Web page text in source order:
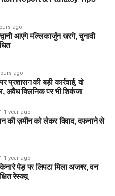
ago
आएंगे मल्लिकार्जुन खरगे, चुनावी
ago
प्रशासन की बड़ी कार्रवाई, दो
अवैध क्लिनिक पर भी शिकंजा
1 year ago
की ज़मीन को लेकर विवाद, दफनाने से
1 year ago
किनारे पेड़ पर लिपटा मिला अजगर, वन
रेस्क्यू